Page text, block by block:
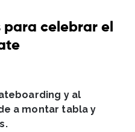
para celebrar el
y al
a montar tabla y